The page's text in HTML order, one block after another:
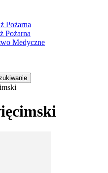
Pożarna
Pożarna
Medyczne